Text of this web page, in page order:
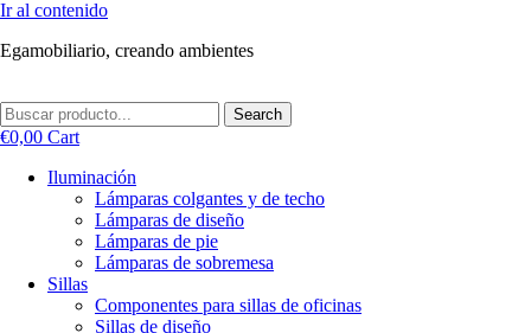
Ir al contenido
Egamobiliario, creando ambientes
Search
€0,00 Cart
Iluminación
Lámparas colgantes y de techo
Lámparas de diseño
Lámparas de pie
Lámparas de sobremesa
Sillas
Componentes para sillas de oficinas
Sillas de diseño